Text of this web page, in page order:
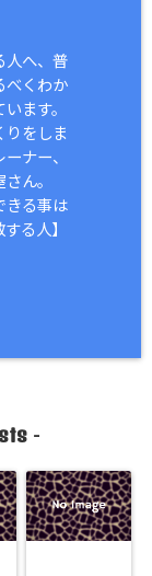
人へ、普
べくわか
ます。
りをしま
ナー、
ん。
きる事は
る人】
-